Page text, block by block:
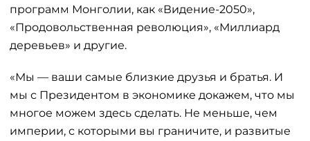
программ Монголии, как «Видение-2050»,
«Продовольственная революция», «Миллиард
деревьев» и другие.
«Мы — ваши самые близкие друзья и братья. И
мы с Президентом в экономике докажем, что мы
многое можем здесь сделать. Не меньше, чем
империи, с которыми вы граничите, и развитые